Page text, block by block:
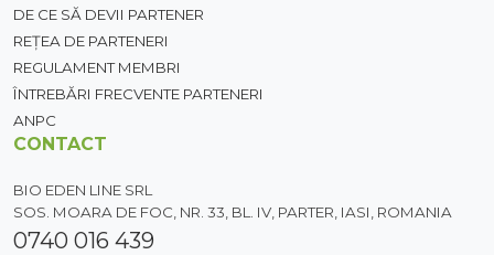
DE CE SĂ DEVII PARTENER
REȚEA DE PARTENERI
REGULAMENT MEMBRI
ÎNTREBĂRI FRECVENTE PARTENERI
ANPC
CONTACT
BIO EDEN LINE SRL
SOS. MOARA DE FOC, NR. 33, BL. IV, PARTER, IASI, ROMANIA
0740 016 439